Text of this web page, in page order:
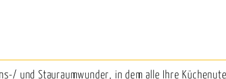
und Stauraumwunder, in dem alle Ihre